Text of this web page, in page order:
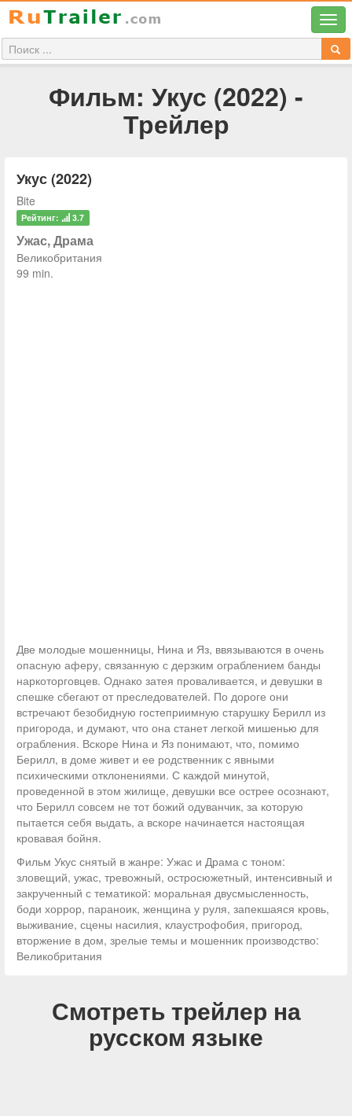
Фильм: Укус (2022) -
Трейлер
Укус (2022)
Bite
Рейтинг: 3.7
Ужас, Драма
Великобритания
99 min.
Две молодые мошенницы, Нина и Яз, ввязываются в очень
опасную аферу, связанную с дерзким ограблением банды
наркоторговцев. Однако затея проваливается, и девушки в
спешке сбегают от преследователей. По дороге они
встречают безобидную гостеприимную старушку Берилл из
пригорода, и думают, что она станет легкой мишенью для
ограбления. Вскоре Нина и Яз понимают, что, помимо
Берилл, в доме живет и ее родственник с явными
психическими отклонениями. С каждой минутой,
проведенной в этом жилище, девушки все острее осознают,
что Берилл совсем не тот божий одуванчик, за которую
пытается себя выдать, а вскоре начинается настоящая
кровавая бойня.
Фильм Укус снятый в жанре: Ужас и Драма с тоном:
зловещий, ужас, тревожный, остросюжетный, интенсивный и
закрученный с тематикой: моральная двусмысленность,
боди хоррор, параноик, женщина у руля, запекшаяся кровь,
выживание, сцены насилия, клаустрофобия, пригород,
вторжение в дом, зрелые темы и мошенник производство:
Великобритания
Смотреть трейлер на
русском языке